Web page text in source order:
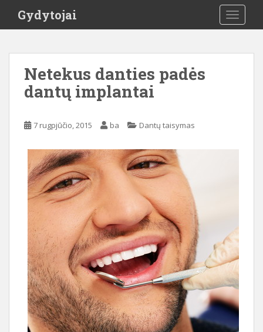
i
Gydytojai
Netekus danties padės
dantų implantai
7 rugpjūčio, 2015 ba Dantų taisymas